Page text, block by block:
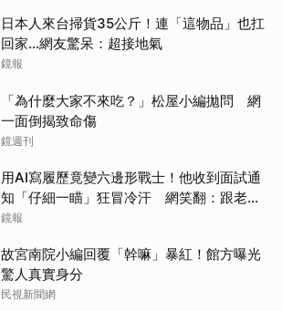
日本人來台掃貨35公斤！連「這物品」也扛
回家...網友驚呆：超接地氣
鏡報
「為什麼大家不來吃？」松屋小編拋問 網
一面倒揭致命傷
鏡週刊
用AI寫履歷竟變六邊形戰士！他收到面試通
知「仔細一瞄」狂冒冷汗 網笑翻：跟老闆
禮尚往來
鏡報
故宮南院小編回覆「幹嘛」暴紅！館方曝光
驚人真實身分
民視新聞網